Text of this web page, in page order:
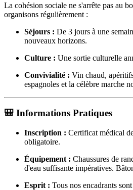
La cohésion sociale ne s'arrête pas au
organisons régulièrement :
Séjours : De 3 jours à une
nouveaux horizons.
Culture : Une sortie culturelle
Convivialité : Vin chaud,
espagnoles et la célèbre marche
🎒 Informations Pratiques
Inscription : Certificat médical
obligatoire.
Équipement : Chaussures de
d'eau suffisante impératives.
Esprit : Tous nos encadrants